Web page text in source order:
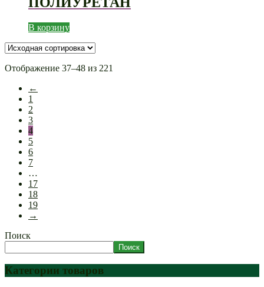
В корзину
Отображение 37–48 из 221
←
1
2
3
4
5
6
7
…
17
18
19
→
Поиск
Поиск
Категории товаров